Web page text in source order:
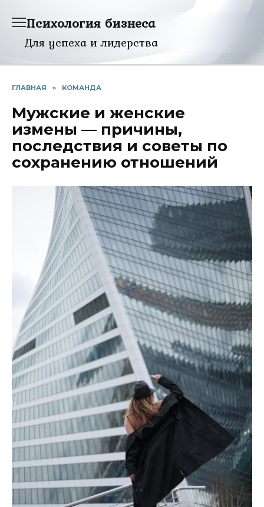
Психология бизнеса
Для успеха и лидерства
ГЛАВНАЯ » КОМАНДА
Мужские и женские
измены — причины,
последствия и советы по
сохранению отношений